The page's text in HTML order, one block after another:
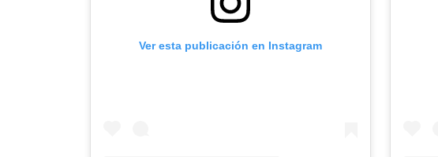
Ver esta publicación en Instagram